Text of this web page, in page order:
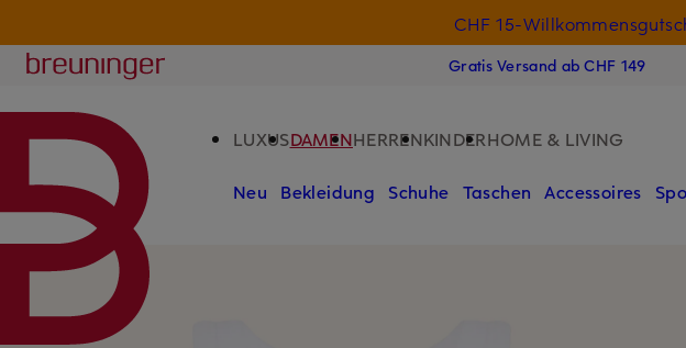
CHF 15-
Breuninger
Gratis Versand ab CHF 149
LUXUSDAMENHERRENKINDERHOME & LIVING
Neu Bekleidung Schuhe Taschen Accessoires